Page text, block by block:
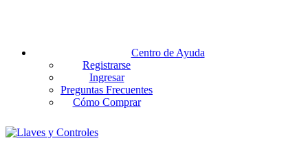
Centro de Ayuda
Registrarse
Ingresar
Preguntas Frecuentes
Cómo Comprar